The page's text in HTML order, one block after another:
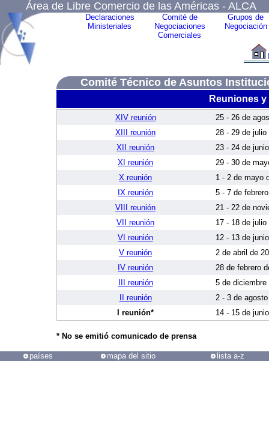
Área de Libre Comercio de las Américas - ALCA
Declaraciones
Ministeriales
Comité de
Negociaciones
Comerciales
Grupos de
Negociación
Comité Técnico de Asuntos
Reuniones
XIV reunión
25 - 26 de
XIII reunión
28 - 29 de julio
XII reunión
23 - 24 de
XI reunión
29 - 30 de
X reunión
1 - 2 de mayo
IX reunión
5 - 7 de
VIII reunión
21 - 22 de
VII reunión
17 - 18 de julio
VI reunión
12 - 13 de
V reunión
2 de abril de
IV reunión
28 de febrero
III reunión
5 de diciembre
II reunión
2 - 3 de
I reunión*
14 - 15 de
*No se emitió comunicado de prensa
países mapa del sitio lista a-z